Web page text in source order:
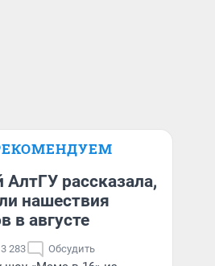
рассказала,
нашествия
в августе
3 283 Обсудить